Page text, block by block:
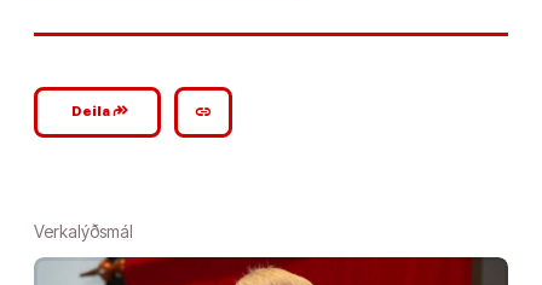
Deilagoogle_plus_reshare link
Verkalýðsmál